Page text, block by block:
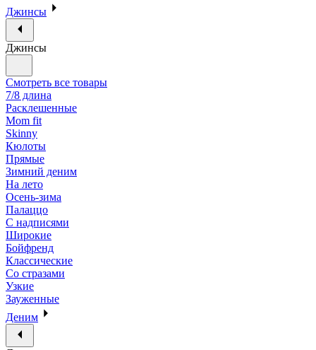
Джинсы
Джинсы
Смотреть все товары
7/8 длина
Расклешенные
Mom fit
Skinny
Кюлоты
Прямые
Зимний деним
На лето
Осень-зима
Палаццо
С надписями
Широкие
Бойфренд
Классические
Со стразами
Узкие
Зауженные
Деним